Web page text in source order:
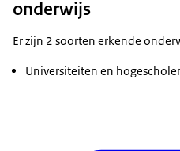
onderwijs
Er zijn 2 soorten erkende
Universiteiten en